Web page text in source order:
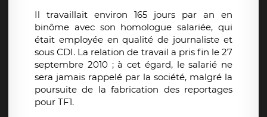
Il travaillait environ 165 jours par an en
binôme avec son homologue salariée, qui
était employée en qualité de journaliste et
sous CDI. La relation de travail a pris fin le 27
septembre 2010 ; à cet égard, le salarié ne
sera jamais rappelé par la société, malgré la
poursuite de la fabrication des reportages
pour TF1.